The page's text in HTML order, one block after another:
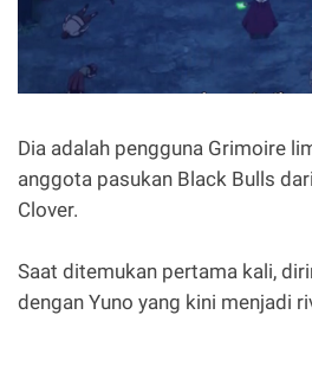
Dia adalah pengguna Grimoire
anggota pasukan Black Bulls
Clover.
Saat ditemukan pertama kali,
dengan Yuno yang kini menjadi